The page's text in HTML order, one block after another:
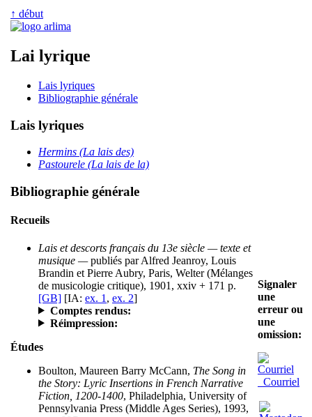
↑ début
Lai lyrique
Lais lyriques
Bibliographie générale
Lais lyriques
Hermins (La lais des)
Pastourele (La lais de la)
Bibliographie générale
Recueils
Lais et descorts français du 13e siècle — texte et
musique —publiés par Alfred Jeanroy, Louis
Brandin et Pierre Aubry, Paris, Welter (Mélanges
de musicologie critique), 1901, xxiv + 171 p.
[GB] [IA: ex. 1 , ex. 2]
Comptes rendus:
Réimpression:
Études
Boulton, Maureen Barry McCann, The Song in
the Story: Lyric Insertions in French Narrative
Fiction, 1200-1400, Philadelphia, University of
Pennsylvania Press (Middle Ages Series), 1993,
Signaler
une
erreur ou
une
omission:
Courriel